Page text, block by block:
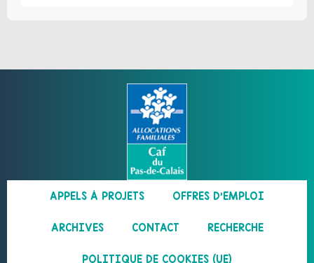
APPELS À PROJETS OFFRES D’EMPLOI
ARCHIVES CONTACT RECHERCHE
POLITIQUE DE COOKIES (UE)